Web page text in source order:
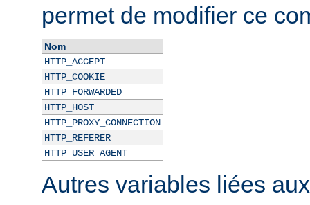
permet de modifier ce
Nom
HTTP_ACCEPT
HTTP_COOKIE
HTTP_FORWARDED
HTTP_HOST
HTTP_PROXY_CONNECTION
HTTP_REFERER
HTTP_USER_AGENT
Autres variables liées